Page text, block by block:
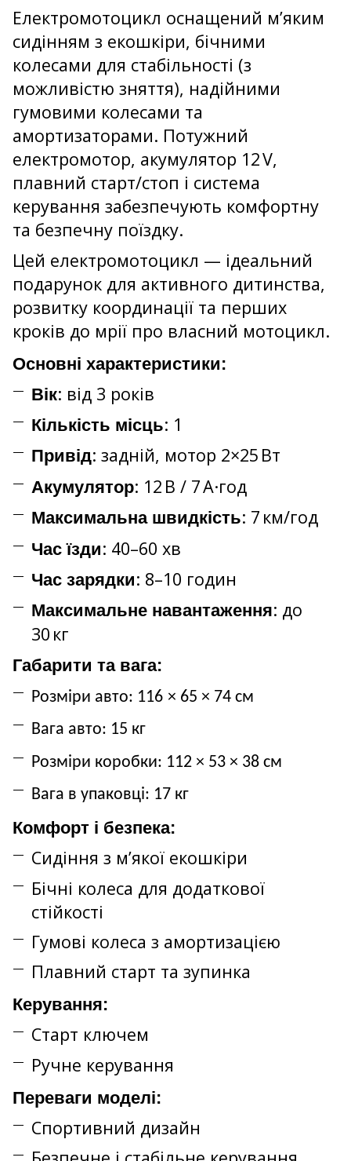
Електромотоцикл оснащений м’яким
сидінням з екошкіри, бічними
колесами для стабільності (з
можливістю зняття), надійними
гумовими колесами та
амортизаторами. Потужний
електромотор, акумулятор 12 V,
плавний старт/стоп і система
керування забезпечують комфортну
та безпечну поїздку.
Цей електромотоцикл — ідеальний
подарунок для активного дитинства,
розвитку координації та перших
кроків до мрії про власний мотоцикл.
Основні характеристики:
Вік: від 3 років
Кількість місць: 1
Привід: задній, мотор 2×25 Вт
Акумулятор: 12 В / 7 А·год
Максимальна швидкість: 7 км/год
Часїзди: 40–60 хв
Час зарядки: 8–10 годин
Максимальне навантаження: до
30 кг
Габарити та вага:
Розміри авто: 116 × 65 × 74 см
Вага авто: 15 кг
Розміри коробки: 112 × 53 × 38 см
Вага в упаковці: 17 кг
Комфорт і безпека:
Сидіння з м’якої екошкіри
Бічні колеса для додаткової
стійкості
Гумові колеса з амортизацією
Плавний старт та зупинка
Керування:
Старт ключем
Ручне керування
Переваги моделі:
Спортивний дизайн